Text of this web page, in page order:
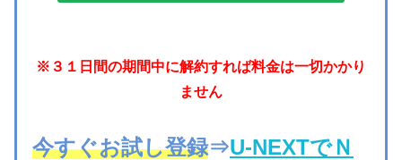
※３１日間の期間中に解約すれば料金は一切かかり
ません
今すぐお試し登録⇒U-NEXTでＮ